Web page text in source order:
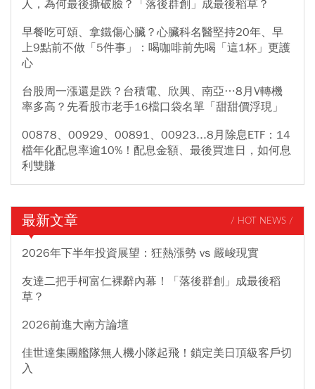
人，為何最後撕破臉？「落後群創」成最後稻草？
早餐吃可頌、拿鐵傷心臟？心臟科名醫堅持20年、早
上9點前不做「5件事」：喝咖啡前先喝「這1杯」更護
心
台股周一漲還是跌？台積電、欣興、南亞…8月V轉機
率多高？先看股市老手16檔口袋名單「甜甜價浮現」
00878、00929、00891、00923...8月除息ETF：14
檔年化配息率逾10%！配息金額、最後買進日，如何息
利雙賺
最新文章 / HOT NEWS /
2026年下半年投資展望：狂熱漲勢 vs 嚴峻現實
友達二把手柯富仁裸辭內幕！「落後群創」成最後稻
草？
2026前進大南方論壇
佳世達集團艦隊無人機小隊起飛！鎖定美日頂級客戶切
入